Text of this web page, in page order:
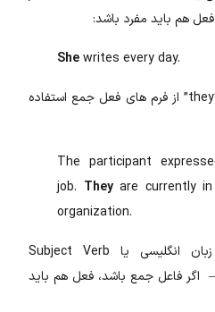
هم باید مفرد باشد:
Shewritesevery day.
استثنا: هنگام استفاده از مفرد “they” از فرم های فعل جمع استفاده
The participant
job.They arecurrently
organization.
انگلیسی
Subject Verb
اگر فاعل جمع باشد، فعل هم باید